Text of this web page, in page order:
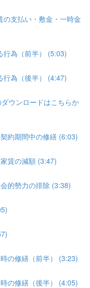
支払い・敷金・一時金
為（前半） (5:03)
為（後半） (4:47)
ウンロードはこちらか
約期間中の修繕 (6:03)
賃の減額 (3:47)
的勢力の排除 (3:38)
の修繕（前半） (3:23)
の修繕（後半） (4:05)